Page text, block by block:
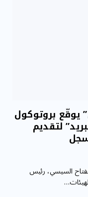
يوقّع بروتوكول
لتقديم
السيسي، رئيس